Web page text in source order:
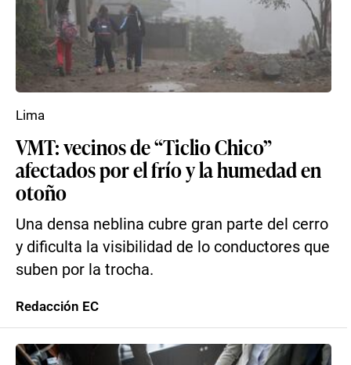
VMT: vecinos de “Ticlio Chico”
afectados por el frío y la humedad en
otoño
Una densa neblina cubre gran parte del cerro
y dificulta la visibilidad de lo conductores que
suben por la trocha.
Lima
Redacción EC